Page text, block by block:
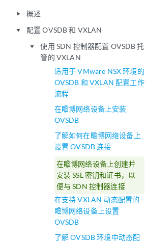
play_arrow 概述
play_arrow 配置 OVSDB 和 VXLAN
play_arrow
使用 SDN 控制器配置 OVSDB 托
管的 VXLAN
适用于 VMware NSX 环境的
OVSDB 和 VXLAN 配置工作
流程
在瞻博网络设备上安装
OVSDB
了解如何在瞻博网络设备上
设置 OVSDB 连接
在瞻博网络设备上创建并
安装 SSL 密钥和证书，以
便与 SDN 控制器连接
在支持 VXLAN 动态配置的
瞻博网络设备上设置
OVSDB
了解 OVSDB 环境中动态配